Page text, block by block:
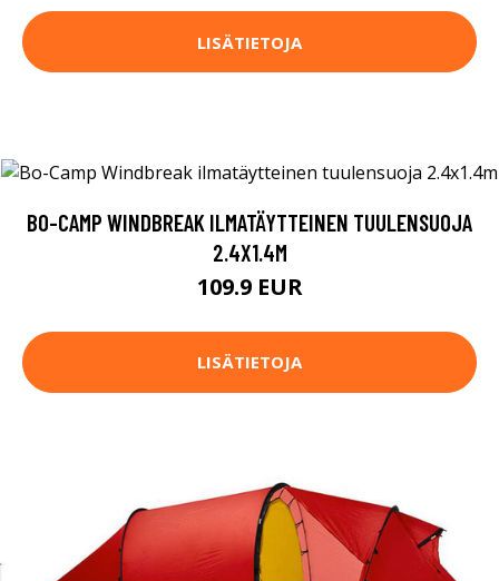
LISÄTIETOJA
BO-CAMP WINDBREAK ILMATÄYTTEINEN TUULENSUOJA
2.4X1.4M
109.9 EUR
LISÄTIETOJA